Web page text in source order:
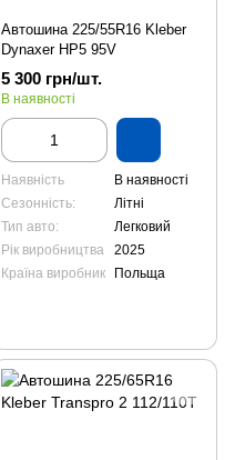
Автошина 225/55R16 Kleber
Dynaxer HP5 95V
5 300 грн/шт.
В наявності
Наявність
В наявності
Сезонність:
Літні
Тип авто:
Легковий
Рік виробництва
2025
Країна виробник
Польща